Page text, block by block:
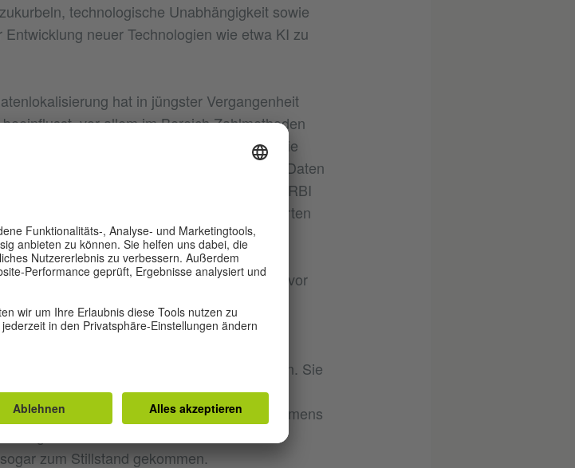
technologische Unabhängigkeit sowie
neuer Technologien wie etwa KI zu
hat in jüngster Vergangenheit
vor allem im Bereich Zahlmethoden
2018 die Reserve Bank Of India (RBI) die
indische zahlungsbezogene Daten
speichern müssen. Daraufhin hat die RBI
Express untersagt, neue Kreditkarten
da sie gegen die Richtlinien zur
Einschränkungen wurden jedoch wieder
dazu übergegangen waren, ihre Daten vor
dazu geführt, dass die
seinen Partnern sich verschlechtert haben. Sie
und multilateralen wirtschaftlichen
innerhalb des Freihandelsabkommens
aufgrund des Beharrens auf der
zum Stillstand gekommen.